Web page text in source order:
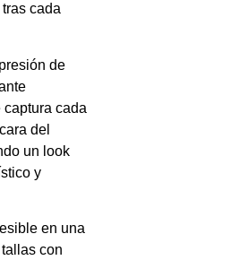
cada
de
cada
del
un look
y
en una
con